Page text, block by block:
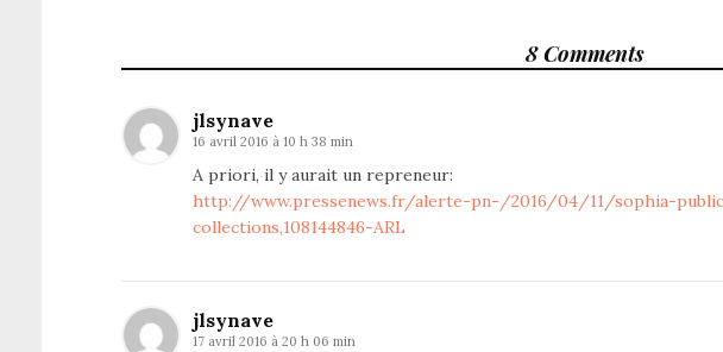
8 Comments
jlsynave
16 avril 2016 à 10 h 38 min
A priori, il y aurait un repreneur:
http://www.pressenews.fr/alerte-pn-/2016/04/11/sophia-
collections,108144846-ARL
jlsynave
17 avril 2016 à 20 h 06 min